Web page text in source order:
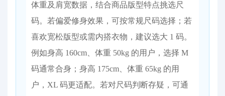
体重及肩宽数据，结合商品版型特点挑选尺
码。若偏爱修身效果，可按常规尺码选择；若
喜欢宽松版型或需内搭衣物，建议选大 1 码。
例如身高 160cm、体重 50kg 的用户，选择 M
码通常合身；身高 175cm、体重 65kg 的用
户，XL 码更适配。若对尺码判断存疑，可通